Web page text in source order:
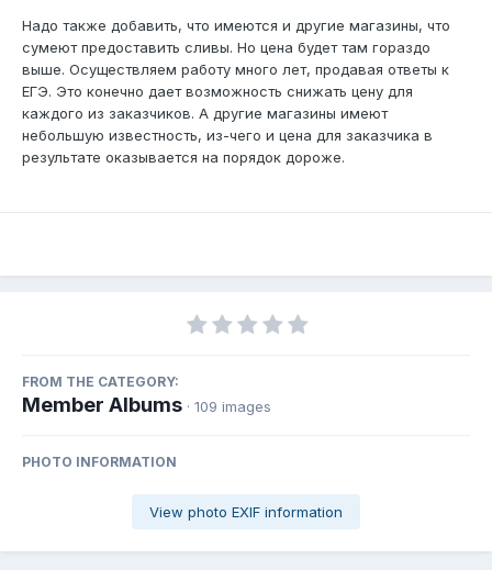
Надо также добавить, что имеются и другие магазины, что
сумеют предоставить сливы. Но цена будет там гораздо
выше. Осуществляем работу много лет, продавая ответы к
ЕГЭ. Это конечно дает возможность снижать цену для
каждого из заказчиков. А другие магазины имеют
небольшую известность, из-чего и цена для заказчика в
результате оказывается на порядок дороже.
FROM THE CATEGORY:
Member Albums · 109 images
PHOTO INFORMATION
View photo EXIF information